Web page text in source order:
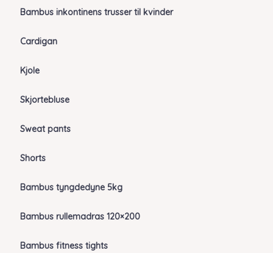
Bambus inkontinens trusser til kvinder
Cardigan
Kjole
Skjortebluse
Sweat pants
Shorts
Bambus tyngdedyne 5kg
Bambus rullemadras 120×200
Bambus fitness tights